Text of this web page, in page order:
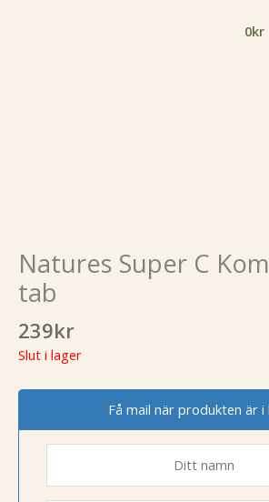
0kr
Natures Super C
tab
239kr
Slut i lager
Få mail när produkten är i